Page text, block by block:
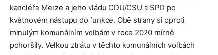
kancléře Merze a jeho vládu CDU/CSU a SPD po
květnovém nástupu do funkce. Obě strany si oproti
minulým komunálním volbám v roce 2020 mírně
pohoršily. Velkou ztrátu v těchto komunálních volbách